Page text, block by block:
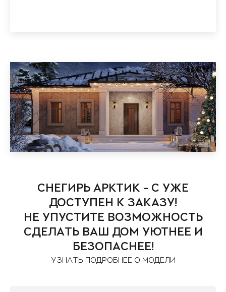
СНЕГИРЬ АРКТИК - С УЖЕ
ДОСТУПЕН К ЗАКАЗУ!
НЕ УПУСТИТЕ ВОЗМОЖНОСТЬ
СДЕЛАТЬ ВАШ ДОМ УЮТНЕЕ И
БЕЗОПАСНЕЕ!
УЗНАТЬ ПОДРОБНЕЕ О МОДЕЛИ